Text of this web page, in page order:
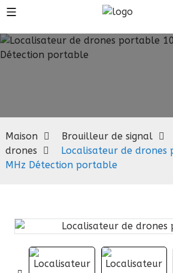
Détecteur
Maison Brouilleur de signal
drones
Localisateur de
MHz Détection portable